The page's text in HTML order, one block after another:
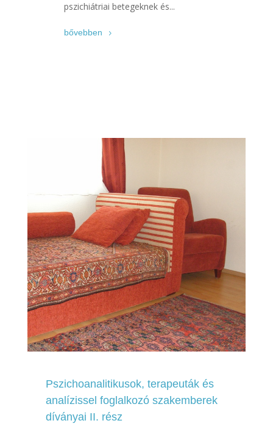
pszichiátriai betegeknek és...
bővebben
Pszichoanalitikusok, terapeuták és
analízissel foglalkozó szakemberek
díványai II. rész